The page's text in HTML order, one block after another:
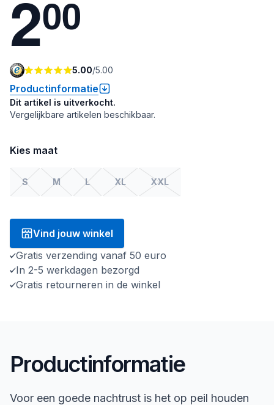
200
5.00/5.00
Productinformatie
Dit artikel is uitverkocht.
Vergelijkbare artikelen beschikbaar.
Kies maat
S M L XL XXL
Vind jouw winkel
Gratis verzending vanaf 50 euro
In 2-5 werkdagen bezorgd
Gratis retourneren in de winkel
Productinformatie
Voor een goede nachtrust is het op peil houden